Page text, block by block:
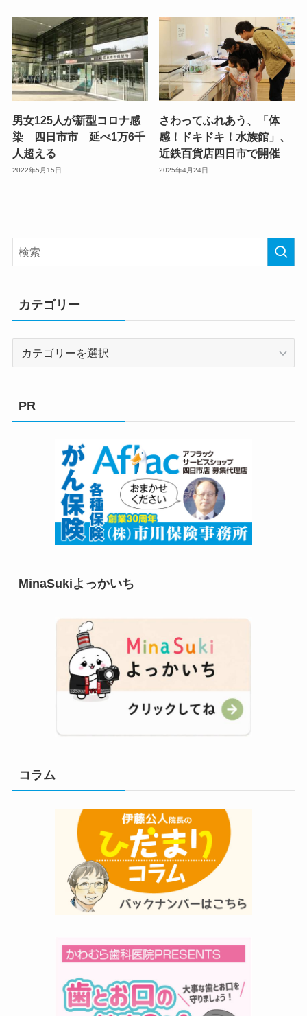
男女125人が新型コロナ感
染 四日市市 延べ1万6千
人超える
2022年5月15日
さわってふれあう、「体
感！ドキドキ！水族館」、
近鉄百貨店四日市で開催
2025年4月24日
カテゴリー
PR
MinaSukiよっかいち
コラム